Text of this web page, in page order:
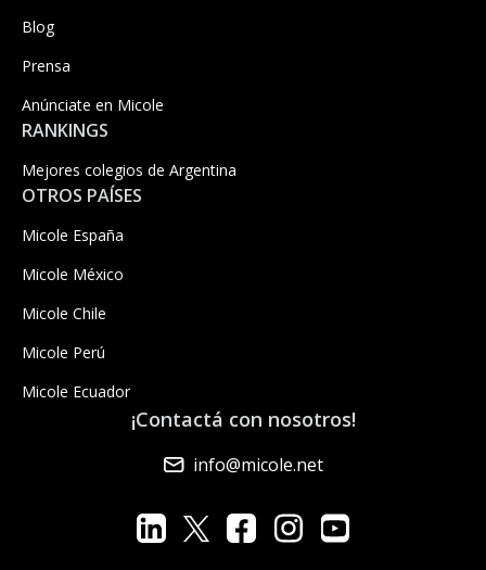
Blog
Prensa
Anúnciate en Micole
RANKINGS
Mejores colegios de Argentina
OTROS PAÍSES
Micole España
Micole México
Micole Chile
Micole Perú
Micole Ecuador
¡Contactá con nosotros!
info@micole.net